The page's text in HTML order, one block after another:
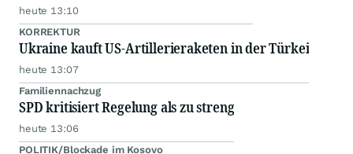
heute 13:10
KORREKTUR
Ukraine kauft US-Artillerieraketen in der Türkei
heute 13:07
Familiennachzug
SPD kritisiert Regelung als zu streng
heute 13:06
POLITIK/Blockade im Kosovo